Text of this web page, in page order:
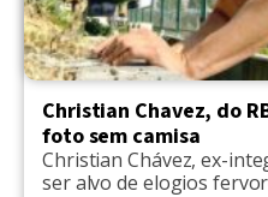
Christian Chavez, do
foto sem camisa
Christian Chávez, ex-
ser alvo de elogios